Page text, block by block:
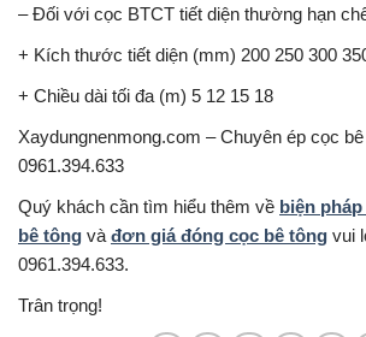
– Đối với cọc BTCT tiết diện thường hạn
+ Kích thước tiết diện (mm) 200 250 300
+ Chiều dài tối đa (m) 5 12 15 18
Xaydungnenmong.com – Chuyên ép cọc
0961.394.633
Quý khách cần tìm hiểu thêm về biện
bê tông và đơn giá đóng cọc bê tông vui
0961.394.633.
Trân trọng!